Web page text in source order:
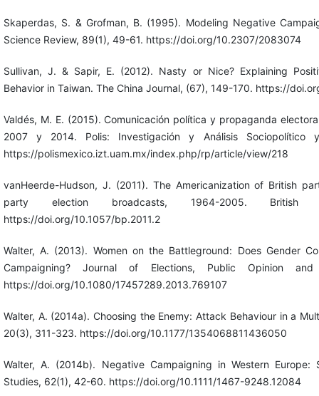
Skaperdas, S. & Grofman, B. (1995). Modeling Negative
Science Review, 89(1), 49-61. https://doi.org/10.2307/2083074
Sullivan, J. & Sapir, E. (2012). Nasty or Nice? Explaining
Behavior in Taiwan. The China Journal, (67), 149-170. https://
Valdés, M. E. (2015). Comunicación política y propaganda
2007 y 2014. Polis: Investigación y Análisis Sociopolítico
https://polismexico.izt.uam.mx/index.php/rp/article/view/218
vanHeerde-Hudson, J. (2011). The Americanization of British
party election broadcasts, 1964-2005. British
https://doi.org/10.1057/bp.2011.2
Walter, A. (2013). Women on the Battleground: Does Gender
Campaigning? Journal of Elections, Public Opinion
https://doi.org/10.1080/17457289.2013.769107
Walter, A. (2014a). Choosing the Enemy: Attack Behaviour in a
20(3), 311-323. https://doi.org/10.1177/1354068811436050
Walter, A. (2014b). Negative Campaigning in Western Europe:
Studies, 62(1), 42-60. https://doi.org/10.1111/1467-9248.12084